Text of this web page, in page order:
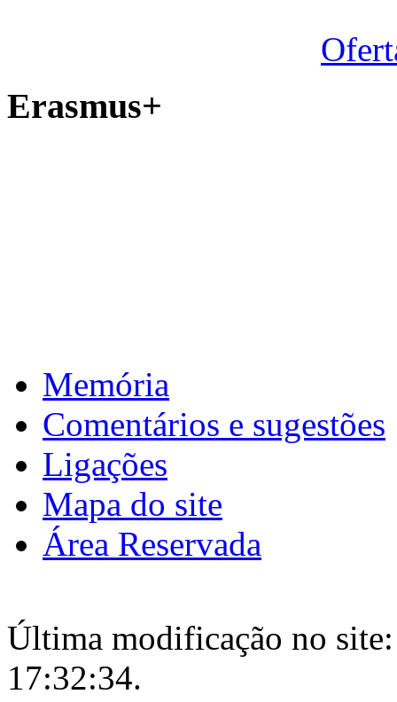
Erasmus+
Memória
Comentários e sugestões
Ligações
Mapa do site
Área Reservada
Última modificação no
17:32:34.